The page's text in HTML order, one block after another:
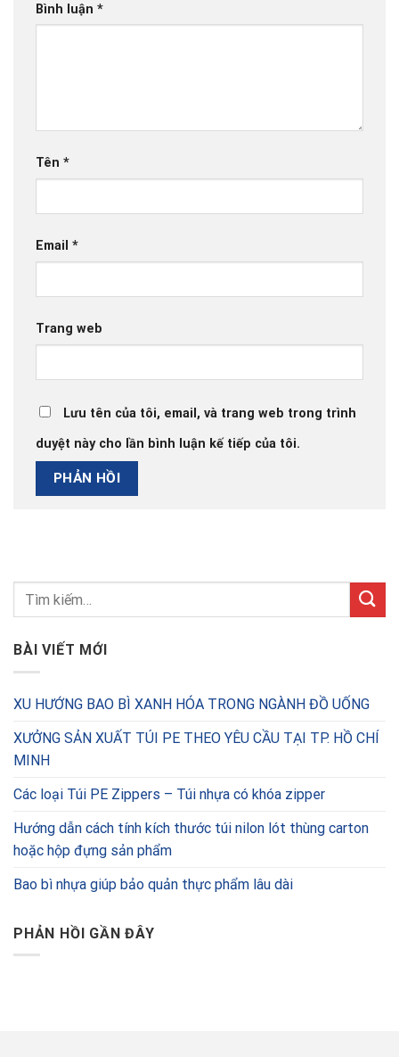
Bình luận *
Tên *
Email *
Trang web
Lưu tên của tôi, email, và trang web trong trình
duyệt này cho lần bình luận kế tiếp của tôi.
BÀI VIẾT MỚI
XU HƯỚNG BAO BÌ XANH HÓA TRONG NGÀNH ĐỒ UỐNG
XƯỞNG SẢN XUẤT TÚI PE THEO YÊU CẦU TẠI TP. HỒ CHÍ
MINH
Các loại Túi PE Zippers – Túi nhựa có khóa zipper
Hướng dẫn cách tính kích thước túi nilon lót thùng carton
hoặc hộp đựng sản phẩm
Bao bì nhựa giúp bảo quản thực phẩm lâu dài
PHẢN HỒI GẦN ĐÂY